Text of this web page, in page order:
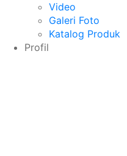
Video
Galeri Foto
Katalog Produk
Profil